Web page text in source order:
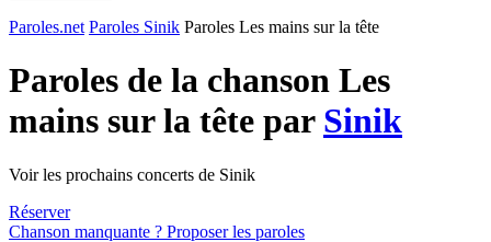
Paroles.net Paroles Sinik Paroles Les mains sur la tête
Paroles de la chanson Les
mains sur la tête par Sinik
Voir les prochains concerts de Sinik
Réserver
Chanson manquante ? Proposer les paroles